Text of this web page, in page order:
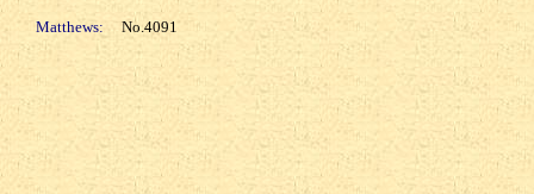
Matthews: No.4091